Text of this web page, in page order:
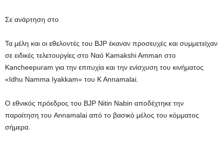
Σε ανάρτηση στο
Τα μέλη και οι εθελοντές του BJP έκαναν προσευχές και συμμετείχαν
σε ειδικές τελετουργίες στο Ναό Kamakshi Amman στο
Kancheepuram για την επιτυχία και την ενίσχυση του κινήματος
«Idhu Namma Iyakkam» του K Annamalai.
Ο εθνικός πρόεδρος του BJP Nitin Nabin αποδέχτηκε την
παραίτηση του Annamalai από το βασικό μέλος του κόμματος
σήμερα.